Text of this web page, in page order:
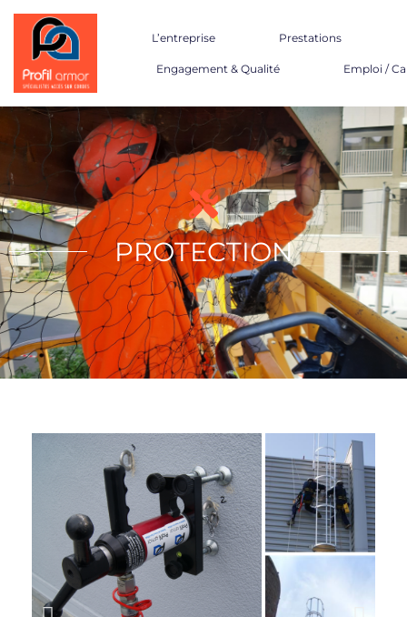
Aller
contenu
L’entreprise Prestations
Engagement & Qualité Emploi /
PROTECTION